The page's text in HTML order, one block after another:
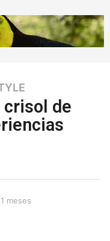
crisol de
meses